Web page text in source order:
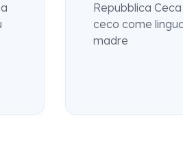
Repubblica
ceco come
madre